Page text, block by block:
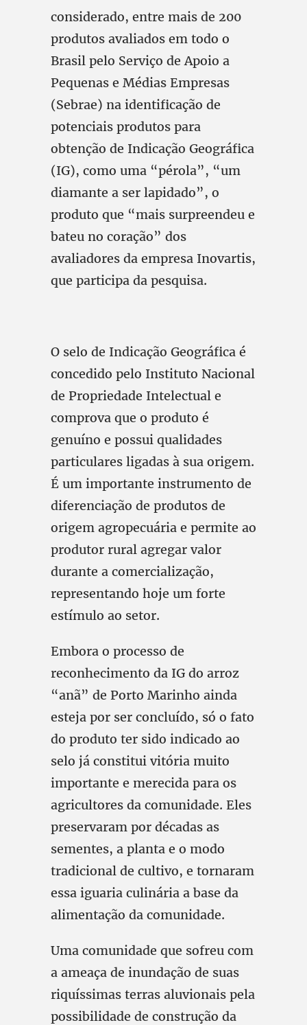
considerado, entre mais de 200
produtos avaliados em todo o
Brasil pelo Serviço de Apoio a
Pequenas e Médias Empresas
(Sebrae) na identificação de
potenciais produtos para
obtenção de Indicação Geográfica
(IG), como uma “pérola”, “um
diamante a ser lapidado”, o
produto que “mais surpreendeu e
bateu no coração” dos
avaliadores da empresa Inovartis,
que participa da pesquisa.
O selo de Indicação Geográfica é
concedido pelo Instituto Nacional
de Propriedade Intelectual e
comprova que o produto é
genuíno e possui qualidades
particulares ligadas à sua origem.
É um importante instrumento de
diferenciação de produtos de
origem agropecuária e permite ao
produtor rural agregar valor
durante a comercialização,
representando hoje um forte
estímulo ao setor.
Embora o processo de
reconhecimento da IG do arroz
“anã” de Porto Marinho ainda
esteja por ser concluído, só o fato
do produto ter sido indicado ao
selo já constitui vitória muito
importante e merecida para os
agricultores da comunidade. Eles
preservaram por décadas as
sementes, a planta e o modo
tradicional de cultivo, e tornaram
essa iguaria culinária a base da
alimentação da comunidade.
Uma comunidade que sofreu com
a ameaça de inundação de suas
riquíssimas terras aluvionais pela
possibilidade de construção da